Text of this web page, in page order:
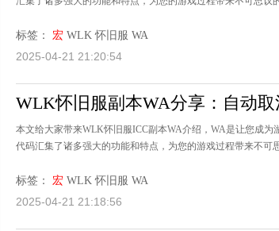
标签： 宏 WLK 怀旧服 WA
2025-04-21 21:20:54
WLK怀旧服副本WA分享：自动
本文给大家带来WLK怀旧服ICC副本WA介绍，WA是让您成
代码汇集了诸多强大的功能和特点，为您的游戏过程带来不可
标签： 宏 WLK 怀旧服 WA
2025-04-21 21:18:56